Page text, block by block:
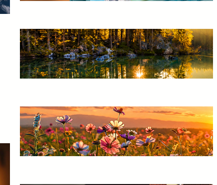
A Missão dos Espíritas na
Sociedade: Esclarecer, Acolher
e Respeitar o Livre-Arbítrio
10/07/2026
Não Tenha Medo de Espíritos:
A Vida Continua Muito Além
da Matéria
10/07/2026